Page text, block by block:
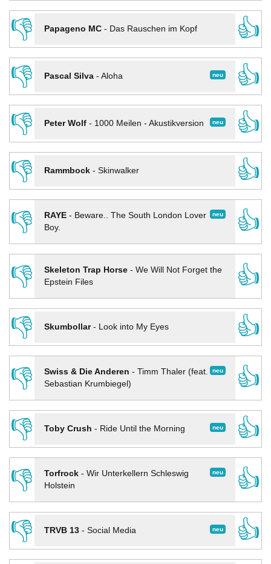
👎
Papageno MC- Das Rauschen im Kopf
👍
👎
neu
Pascal Silva- Aloha
👍
👎
neu
Peter Wolf- 1000 Meilen - Akustikversion
👍
👎
Rammbock- Skinwalker
👍
👎
neu
RAYE- Beware.. The South London Lover
Boy.
👍
👎 Skeleton Trap Horse- We Will Not Forget the
Epstein Files
👍
👎
Skumbollar- Look into My Eyes
👍
👎
neu
Swiss & Die Anderen - Timm Thaler (feat.
Sebastian Krumbiegel)
👍
👎
neu
Toby Crush - Ride Until the Morning
👍
👎
neu
Torfrock- Wir Unterkellern Schleswig
Holstein
👍
👎
neu
TRVB 13- Social Media
👍